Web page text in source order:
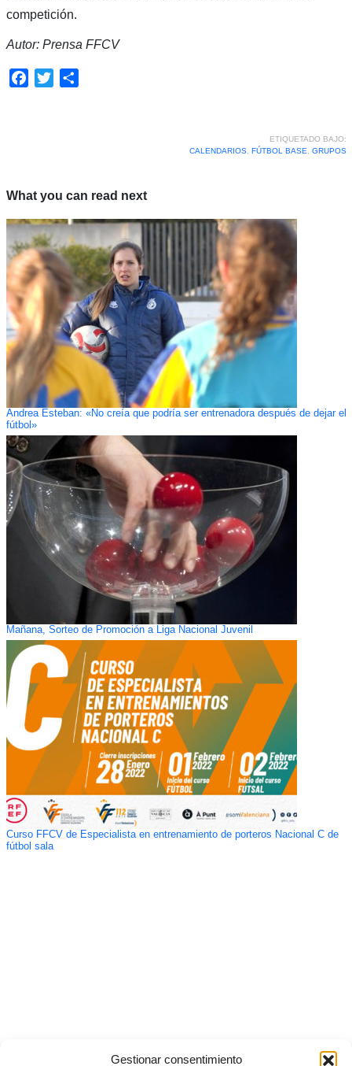
Gestionar consentimiento
competición.
Autor: Prensa FFCV
Facebook
Twitter
ETIQUETADO BAJO:
CALENDARIOS, FÚTBOL BASE GRUPOS
What you can read next
Andrea Esteban: «No creía que podría ser entrenadora después de dejar el
fútbol»
Mañana, Sorteo de Promoción a Liga Nacional Juvenil
Curso FFCV de Especialista en entrenamiento de porteros Nacional C de
fútbol sala